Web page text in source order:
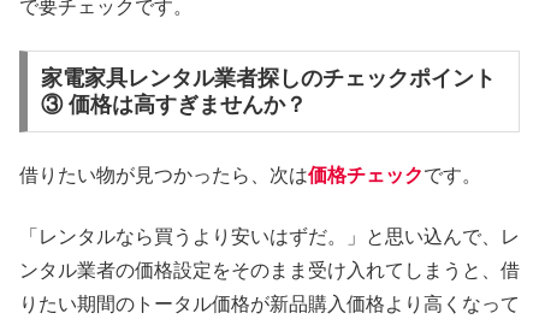
で要チェックです。
家電家具レンタル業者探しのチェックポイント
③ 価格は高すぎませんか？
借りたい物が見つかったら、次は価格チェックです。
「レンタルなら買うより安いはずだ。」と思い込んで、レ
ンタル業者の価格設定をそのまま受け入れてしまうと、借
りたい期間のトータル価格が新品購入価格より高くなって